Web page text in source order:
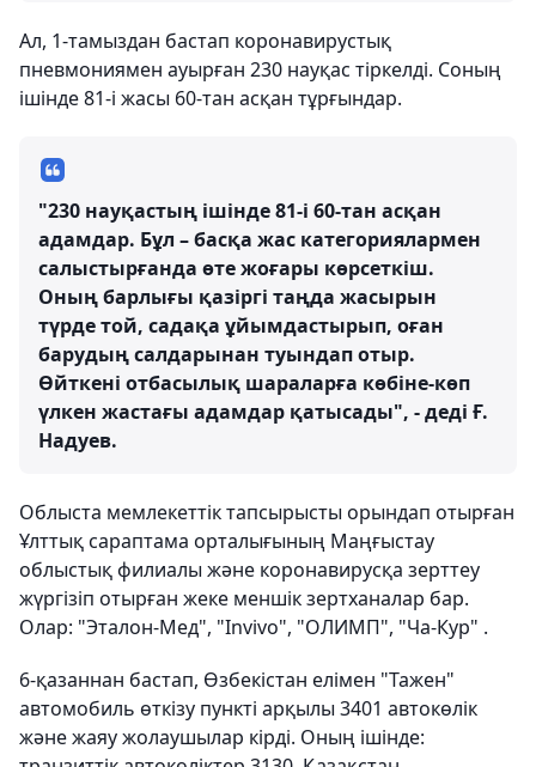
Ал, 1-тамыздан бастап коронавирустық
пневмониямен ауырған 230 науқас тіркелді. Соның
ішінде 81-і жасы 60-тан асқан тұрғындар.
"230 науқастың ішінде 81-і 60-тан асқан
адамдар. Бұл – басқа жас категориялармен
салыстырғанда өте жоғары көрсеткіш.
Оның барлығы қазіргі таңда жасырын
түрде той, садақа ұйымдастырып, оған
барудың салдарынан туындап отыр.
Өйткені отбасылық шараларға көбіне-көп
үлкен жастағы адамдар қатысады", - деді Ғ.
Надуев.
Облыста мемлекеттік тапсырысты орындап отырған
Ұлттық сараптама орталығының Маңғыстау
облыстық филиалы және коронавирусқа зерттеу
жүргізіп отырған жеке меншік зертханалар бар.
Олар: "Эталон-Мед", "Invivo", "ОЛИМП", "Ча-Кур" .
6-қазаннан бастап, Өзбекістан елімен "Тажен"
автомобиль өткізу пункті арқылы 3401 автокөлік
және жаяу жолаушылар кірді. Оның ішінде: